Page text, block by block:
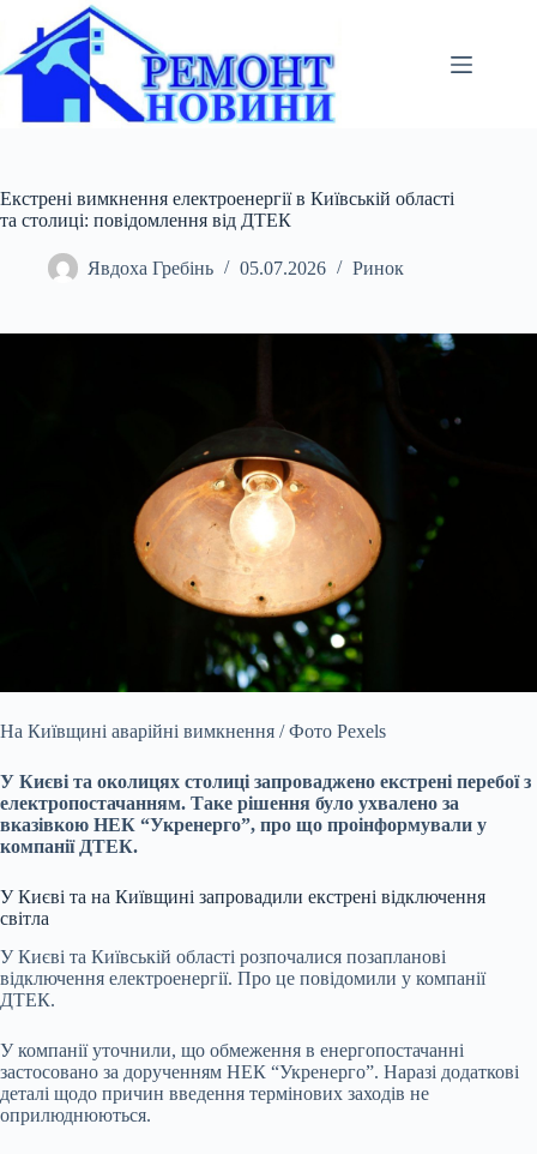
вмісту
Екстрені вимкнення електроенергії в Київській області
та столиці: повідомлення від ДТЕК
Явдоха Гребінь 05.07.2026 Ринок
На Київщині аварійні вимкнення / Фото Pexels
У Києві та околицях столиці запроваджено екстрені перебої з
електропостачанням. Таке рішення було ухвалено за
вказівкою НЕК “Укренерго”, про що проінформували у
компанії ДТЕК.
У Києві та на Київщині запровадили екстрені відключення
світла
У Києві та Київській області розпочалися позапланові
відключення електроенергії. Про це повідомили у компанії
ДТЕК.
У компанії уточнили, що обмеження в енергопостачанні
застосовано за дорученням НЕК “Укренерго”. Наразі додаткові
деталі щодо причин введення термінових заходів не
оприлюднюються.